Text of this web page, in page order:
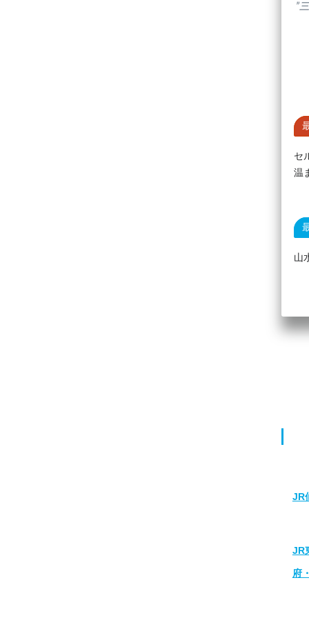
”
セ
温
山
JR
JR
府